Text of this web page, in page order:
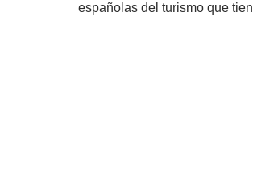
españolas del turismo que